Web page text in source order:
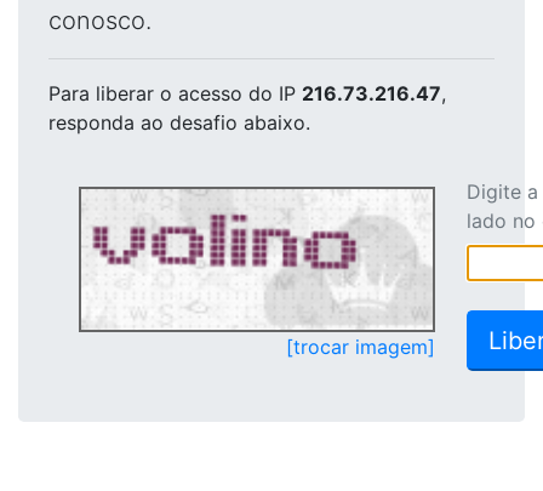
conosco.
Para liberar o acesso do IP 216.73.216.47,
responda ao desafio abaixo.
[trocar imagem]
Digite
lado no